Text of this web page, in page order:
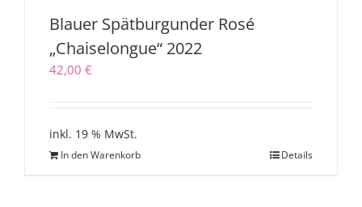
Blauer Spätburgunder Rosé
„Chaiselongue“ 2022
42,00 €
inkl. 19 % MwSt.
In den Warenkorb Details